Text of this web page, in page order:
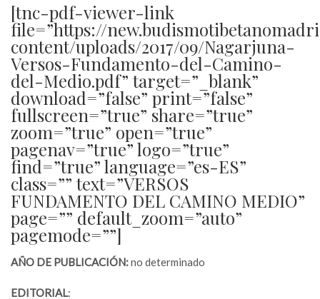
[tnc-pdf-viewer-link
file=”https://
content/uploads/2017/09/Nagarjuna-
Versos-Fundamento-del-Camino-
del-Medio.pdf” target=”_blank”
download=”false” print=”false”
fullscreen=”true” share=”true”
zoom=”true” open=”true”
pagenav=”true” logo=”true”
find=”true” language=”es-ES”
class=”” text=”VERSOS
FUNDAMENTO DEL CAMINO MEDIO”
page=”” default_zoom=”auto”
pagemode=””]
AÑO DE PUBLICACIÓN:no determinado
EDITORIAL: